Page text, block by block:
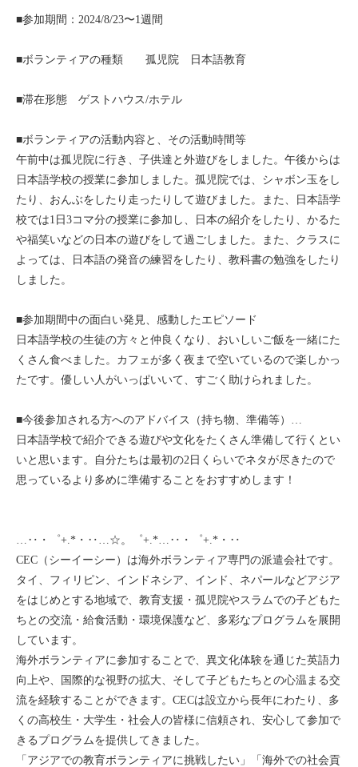
ネパール
バリ
ベトナム
ジョグジャ
ハンガリー
ギリシャ
■参加期間：2024/8/23〜1週間
■ボランティアの種類 孤児院 日本語教育
■滞在形態 ゲストハウス/ホテル
■ボランティアの活動内容と、その活動時間等
午前中は孤児院に行き、子供達と外遊びをしました。午後からは
日本語学校の授業に参加しました。孤児院では、シャボン玉をし
たり、おんぶをしたり走ったりして遊びました。また、日本語学
校では1日3コマ分の授業に参加し、日本の紹介をしたり、かるた
や福笑いなどの日本の遊びをして過ごしました。また、クラスに
よっては、日本語の発音の練習をしたり、教科書の勉強をしたり
しました。
■参加期間中の面白い発見、感動したエピソード
日本語学校の生徒の方々と仲良くなり、おいしいご飯を一緒にた
くさん食べました。カフェが多く夜まで空いているので楽しかっ
たです。優しい人がいっぱいいて、すごく助けられました。
■今後参加される方へのアドバイス（持ち物、準備等）…
日本語学校で紹介できる遊びや文化をたくさん準備して行くとい
いと思います。自分たちは最初の2日くらいでネタが尽きたので
思っているより多めに準備することをおすすめします！
…‥・゜+.*・‥…☆。゜+.*…‥・゜+.*・‥
CEC（シーイーシー）は海外ボランティア専門の派遣会社です。
タイ、フィリピン、インドネシア、インド、ネパールなどアジア
をはじめとする地域で、教育支援・孤児院やスラムでの子どもた
ちとの交流・給食活動・環境保護など、多彩なプログラムを展開
しています。
海外ボランティアに参加することで、異文化体験を通じた英語力
向上や、国際的な視野の拡大、そして子どもたちとの心温まる交
流を経験することができます。CECは設立から長年にわたり、多
くの高校生・大学生・社会人の皆様に信頼され、安心して参加で
きるプログラムを提供してきました。
「アジアでの教育ボランティアに挑戦したい」「海外での社会貢